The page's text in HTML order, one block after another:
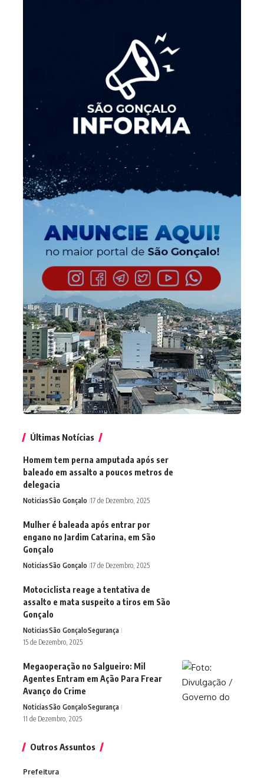
Últimas Notícias
Homem tem perna amputada após ser
baleado em assalto a poucos metros de
delegacia
NoticiasSão Gonçalo 17 de Dezembro, 2025
Mulher é baleada após entrar por
engano no Jardim Catarina, em São
Gonçalo
NoticiasSão Gonçalo 17 de Dezembro, 2025
Motociclista reage a tentativa de
assalto e mata suspeito a tiros em São
Gonçalo
NoticiasSão GonçaloSegurança
15 de Dezembro, 2025
Megaoperação no Salgueiro: Mil
Agentes Entram em Ação Para Frear
Avanço do Crime
NoticiasSão GonçaloSegurança
11 de Dezembro, 2025
Outros Assuntos
Prefeitura